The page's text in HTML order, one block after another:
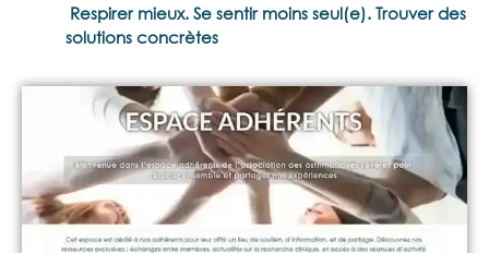
Respirer mieux. Se sentir moins seul(e). Trouver des
solutions concrètes